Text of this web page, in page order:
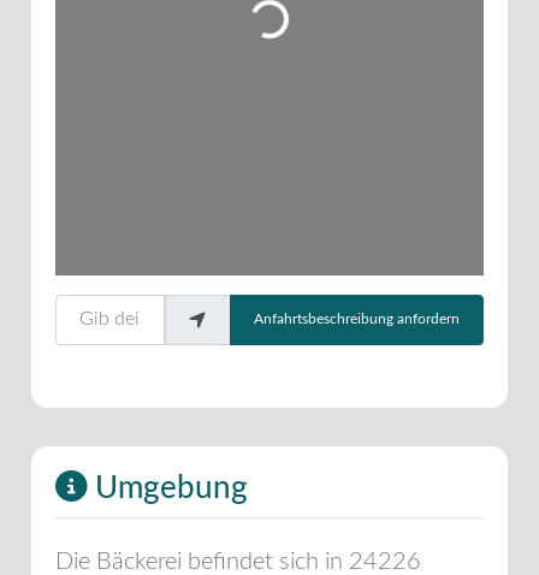
Wird geladen …
Gib deinen Standort ein.
Anfahrtsbeschreibung anfordern
Umgebung
Die Bäckerei befindet sich in 24226